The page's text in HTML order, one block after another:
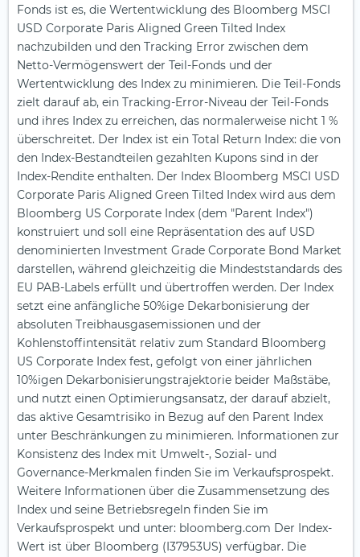
Fonds ist es, die Wertentwicklung des Bloomberg MSCI
USD Corporate Paris Aligned Green Tilted Index
nachzubilden und den Tracking Error zwischen dem
Netto-Vermögenswert der Teil-Fonds und der
Wertentwicklung des Index zu minimieren. Die Teil-Fonds
zielt darauf ab, ein Tracking-Error-Niveau der Teil-Fonds
und ihres Index zu erreichen, das normalerweise nicht 1 %
überschreitet. Der Index ist ein Total Return Index: die von
den Index-Bestandteilen gezahlten Kupons sind in der
Index-Rendite enthalten. Der Index Bloomberg MSCI USD
Corporate Paris Aligned Green Tilted Index wird aus dem
Bloomberg US Corporate Index (dem "Parent Index")
konstruiert und soll eine Repräsentation des auf USD
denominierten Investment Grade Corporate Bond Market
darstellen, während gleichzeitig die Mindeststandards des
EU PAB-Labels erfüllt und übertroffen werden. Der Index
setzt eine anfängliche 50%ige Dekarbonisierung der
absoluten Treibhausgasemissionen und der
Kohlenstoffintensität relativ zum Standard Bloomberg
US Corporate Index fest, gefolgt von einer jährlichen
10%igen Dekarbonisierungstrajektorie beider Maßstäbe,
und nutzt einen Optimierungsansatz, der darauf abzielt,
das aktive Gesamtrisiko in Bezug auf den Parent Index
unter Beschränkungen zu minimieren. Informationen zur
Konsistenz des Index mit Umwelt-, Sozial- und
Governance-Merkmalen finden Sie im Verkaufsprospekt.
Weitere Informationen über die Zusammensetzung des
Index und seine Betriebsregeln finden Sie im
Verkaufsprospekt und unter: bloomberg.com Der Index-
Wert ist über Bloomberg (I37953US) verfügbar. Die